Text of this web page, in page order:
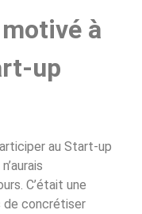
motivé à
up
au Start-up
C’était une
de concrétiser